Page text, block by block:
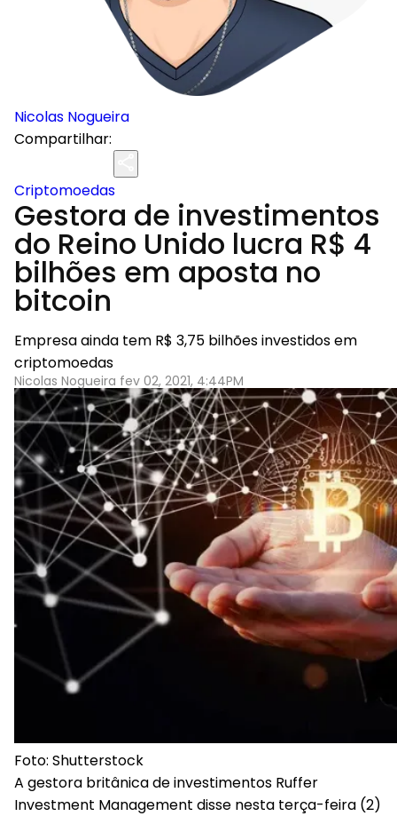
Nicolas Nogueira
Compartilhar:
Criptomoedas
Gestora de investimentos
do Reino Unido lucra R$ 4
bilhões em aposta no
bitcoin
Empresa ainda tem R$ 3,75 bilhões investidos em
criptomoedas
Nicolas Nogueira fev 02, 2021, 4:44PM
Foto: Shutterstock
A gestora britânica de investimentos Ruffer
Investment Management disse nesta terça-feira (2)